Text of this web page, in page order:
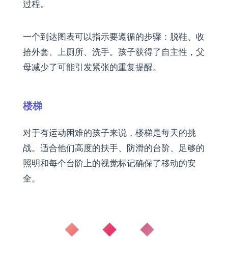
过程。
一个到达图表可以指示要遵循的步骤：脱鞋、收
拾外套、上厕所、洗手。孩子获得了自主性，父
母减少了可能引发紧张的重复提醒。
楼梯
对于有运动困难的孩子来说，楼梯是每天的挑
战。适合他们高度的扶手、防滑的台阶、足够的
照明和每个台阶上的视觉标记确保了移动的安
全。
◆ ◆ ◆